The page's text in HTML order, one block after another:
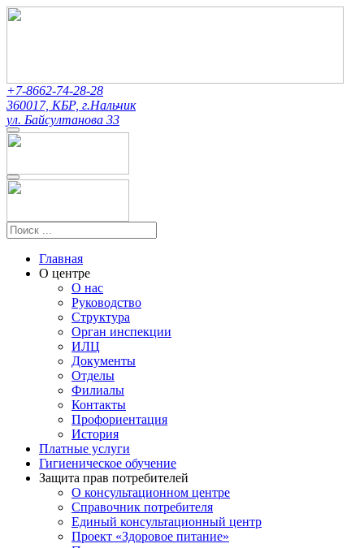
+7-8662-74-28-28
360017, КБР, г.Нальчик
ул. Байсултанова 33
Главная
О центре
О нас
Руководство
Структура
Орган инспекции
ИЛЦ
Документы
Отделы
Филиалы
Контакты
Профориентация
История
Платные услуги
Гигиеническое обучение
Защита прав потребителей
О консультационном центре
Справочник потребителя
Единый консультационный центр
Проект «Здоровое питание»